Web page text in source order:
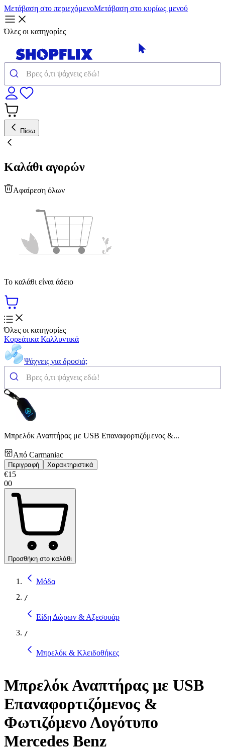
Μετάβαση στο περιεχόμενοΜετάβαση στο κυρίως μενού
Όλες οι κατηγορίες
Πίσω
Καλάθι αγορών
Αφαίρεση όλων
Το καλάθι είναι άδειο
Όλες οι κατηγορίες
Κορεάτικα Καλλυντικά
Ψάχνεις για δροσιά;
Μπρελόκ Αναπτήρας με USB Επαναφορτιζόμενος &...
Από Carmaniac
Περιγραφή Χαρακτηριστικά
€15
00
Προσθήκη στο καλάθι
Μόδα
/
Είδη Δώρων & Αξεσουάρ
/
Μπρελόκ & Κλειδοθήκες
Μπρελόκ Αναπτήρας με USB
Επαναφορτιζόμενος &
Φωτιζόμενο Λογότυπο
Mercedes Benz